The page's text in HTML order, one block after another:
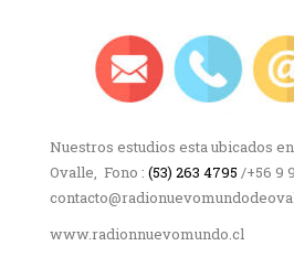
Nuestros estudios esta ubicados
Ovalle, Fono : (53) 263 4795 /+56 9
www.radionnuevomundo.cl